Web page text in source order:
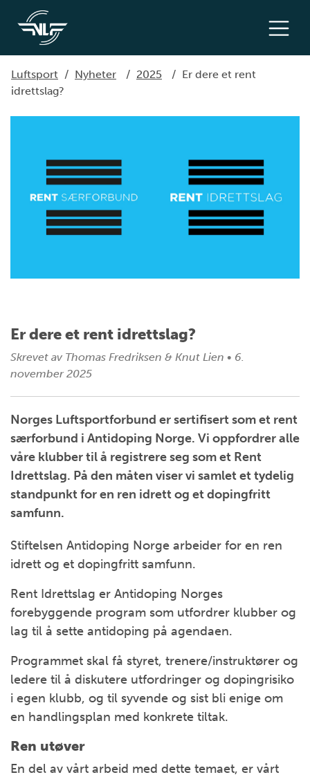
Luftsport / Nyheter / 2025 / Er dere et rent
idrettslag?
Er dere et rent idrettslag?
Skrevet av Thomas Fredriksen & Knut Lien • 6.
november 2025
Norges Luftsportforbund er sertifisert som et rent
særforbund i Antidoping Norge. Vi oppfordrer alle
våre klubber til å registrere seg som et Rent
Idrettslag. På den måten viser vi samlet et tydelig
standpunkt for en ren idrett og et dopingfritt
samfunn.
Stiftelsen Antidoping Norge arbeider for en ren
idrett og et dopingfritt samfunn.
Rent Idrettslag er Antidoping Norges
forebyggende program som utfordrer klubber og
lag til å sette antidoping på agendaen.
Programmet skal få styret, trenere/instruktører og
ledere til å diskutere utfordringer og dopingrisiko
i egen klubb, og til syvende og sist bli enige om
en handlingsplan med konkrete tiltak.
Ren utøver
En del av vårt arbeid med dette temaet, er vårt